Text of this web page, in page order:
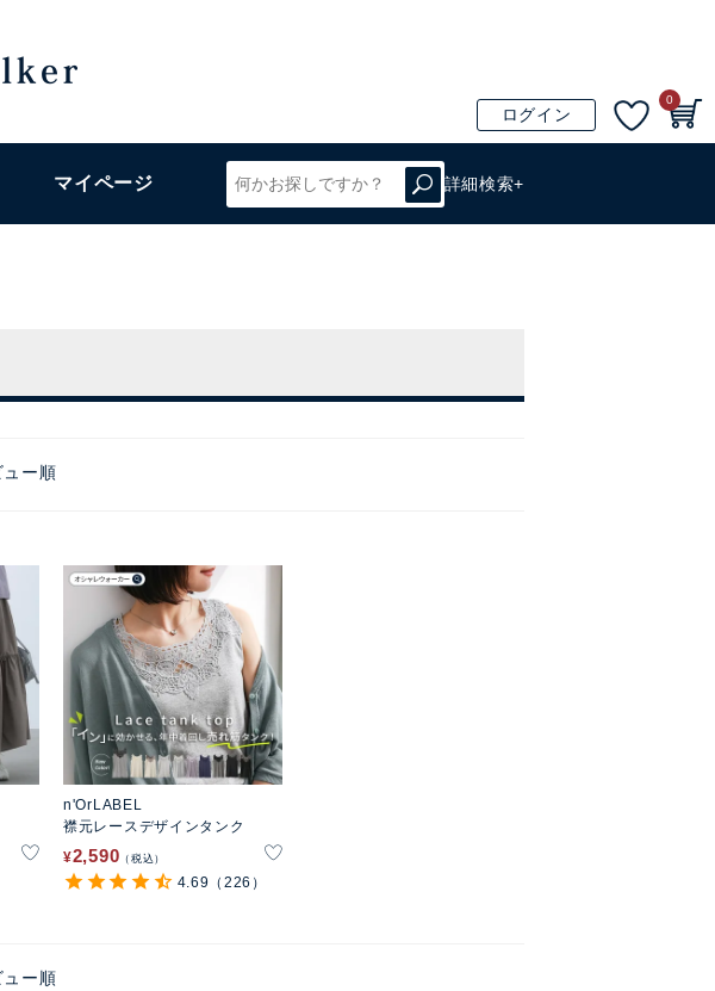
ログイン
0
マイページ 詳細検索+
ュー順
n'OrLABEL
襟元レースデザインタンク
¥2,590 税込
4.69 （226）
ュー順